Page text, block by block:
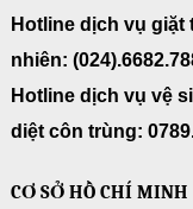
Hotline dịch vụ giặt
nhiên:
Hotline dịch vụ vệ
diệt côn trùng:
CƠ SỞ HỒ CHÍ MINH